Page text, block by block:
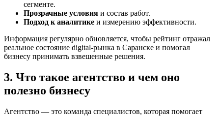
сегменте.
Прозрачные условия и состав работ.
Подход к аналитике и измерению эффективности.
Информация регулярно обновляется, чтобы рейтинг отражал
реальное состояние digital-рынка в Саранске и помогал
бизнесу принимать взвешенные решения.
3. Что такое агентство и чем оно
полезно бизнесу
Агентство — это команда специалистов, которая помогает